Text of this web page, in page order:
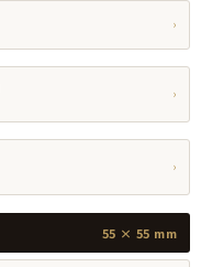
›
›
›
55 × 55 mm